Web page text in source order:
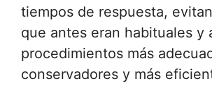
tiempos de respuesta,
que antes eran habituales y
procedimientos más
conservadores y más